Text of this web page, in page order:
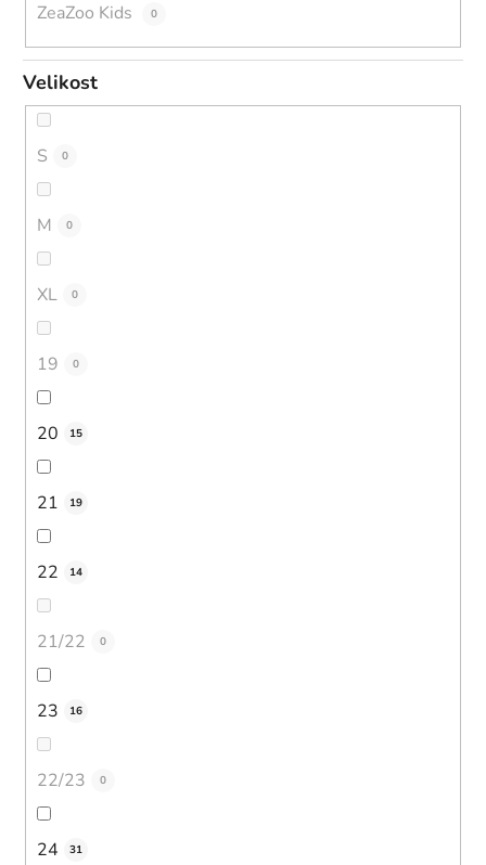
ZeaZoo Kids 0
Velikost
S 0
M 0
XL 0
19 0
20 15
21 19
22 14
21/22 0
23 16
22/23 0
24 31